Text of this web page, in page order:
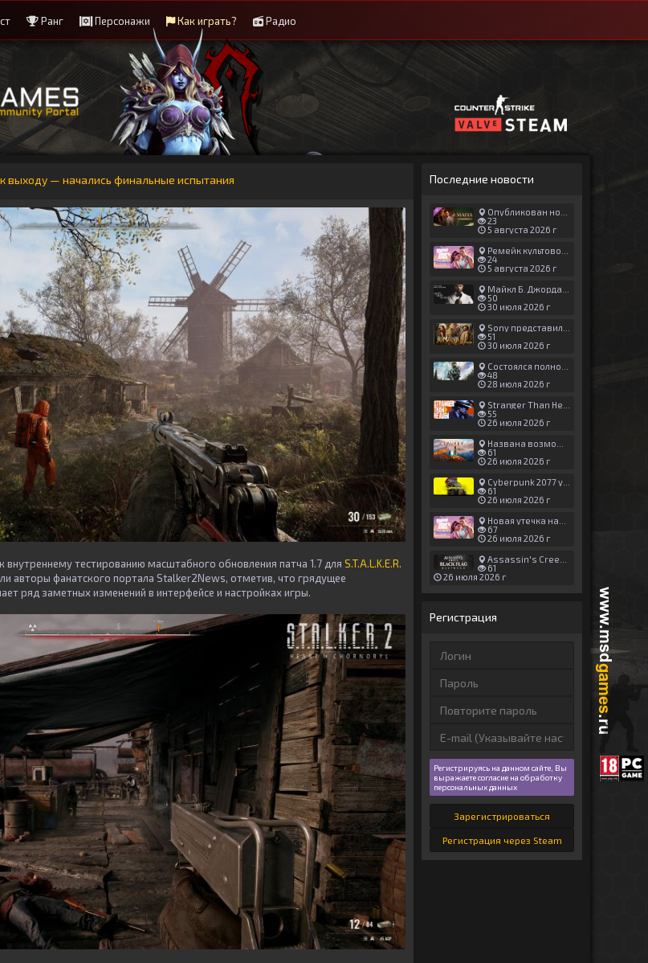
Ранг Персонажи Как играть? Радио
к выходу — начались финальные испытания
внутреннему тестированию масштабного обновления патча 1.7 для S.T.A.L.K.E.R.
авторы фанатского портала Stalker2News, отметив, что грядущее
ряд заметных изменений в интерфейсе и настройках игры.
Последние новости
Опубликован новый геймплей Man of Honor для Mafia: The Old Country
23
5 августа 2026 г
Ремейк культовой японской игры задержали ради выхода GTA 6
24
5 августа 2026 г
Майкл Б. Джордан сыграл главную роль в новой «Афере Томаса Крауна»
50
30 июля 2026 г
Sony представила трейлер новой части «Джуманджи»
51
30 июля 2026 г
Состоялся полноценный релиз Halo: Campaign Evolved
48
28 июля 2026 г
Stranger Than Heaven получила новый трейлер с акцентом на жестокие драки
55
26 июля 2026 г
Названа возможная дата выхода God of War: Laufey — 16 февраля 2027 года
61
26 июля 2026 г
Cyberpunk 2077 установила новый рекорд: 1,5 млрд загрузок модов, в топе — контент 18+
61
26 июля 2026 г
Новая утечка намекает на выход третьего трейлера GTA 6 уже 7 августа
67
26 июля 2026 г
Assassin's Creed Black Flag Resynced может позаимствовать систему испытаний у Mirage
61
26 июля 2026 г
Регистрация
Регистрируясь на данном сайте, Вы
выражаете согласие на обработку
персональных данных
Зарегистрироваться
Регистрация через Steam